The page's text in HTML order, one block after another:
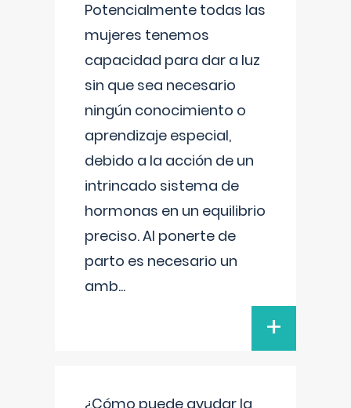
Potencialmente todas las
mujeres tenemos
capacidad para dar a luz
sin que sea necesario
ningún conocimiento o
aprendizaje especial,
debido a la acción de un
intrincado sistema de
hormonas en un equilibrio
preciso. Al ponerte de
parto es necesario un
amb...
+
¿Cómo puede ayudar la